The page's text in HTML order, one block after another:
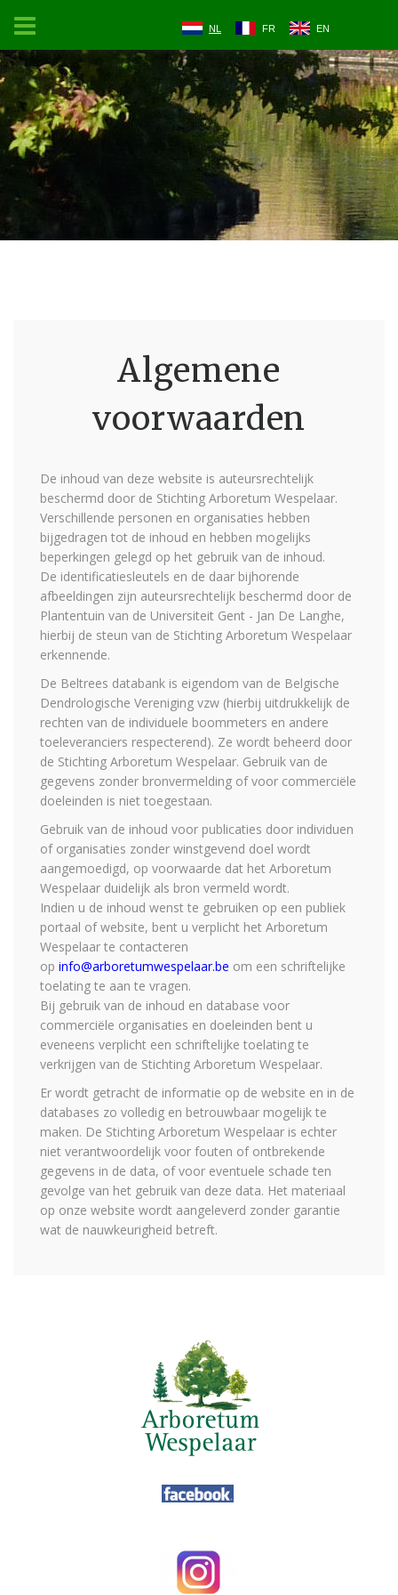
NL FR EN
Algemene
voorwaarden
De inhoud van deze website is auteursrechtelijk
beschermd door de Stichting Arboretum Wespelaar.
Verschillende personen en organisaties hebben
bijgedragen tot de inhoud en hebben mogelijks
beperkingen gelegd op het gebruik van de inhoud.
De identificatiesleutels en de daar bijhorende
afbeeldingen zijn auteursrechtelijk beschermd door de
Plantentuin van de Universiteit Gent - Jan De Langhe,
hierbij de steun van de Stichting Arboretum Wespelaar
erkennende.
De Beltrees databank is eigendom van de Belgische
Dendrologische Vereniging vzw (hierbij uitdrukkelijk de
rechten van de individuele boommeters en andere
toeleveranciers respecterend). Ze wordt beheerd door
de Stichting Arboretum Wespelaar. Gebruik van de
gegevens zonder bronvermelding of voor commerciële
doeleinden is niet toegestaan.
Gebruik van de inhoud voor publicaties door individuen
of organisaties zonder winstgevend doel wordt
aangemoedigd, op voorwaarde dat het Arboretum
Wespelaar duidelijk als bron vermeld wordt.
Indien u de inhoud wenst te gebruiken op een publiek
portaal of website, bent u verplicht het Arboretum
Wespelaar te contacteren
op info@arboretumwespelaar.be om een schriftelijke
toelating te aan te vragen.
Bij gebruik van de inhoud en database voor
commerciële organisaties en doeleinden bent u
eveneens verplicht een schriftelijke toelating te
verkrijgen van de Stichting Arboretum Wespelaar.
Er wordt getracht de informatie op de website en in de
databases zo volledig en betrouwbaar mogelijk te
maken. De Stichting Arboretum Wespelaar is echter
niet verantwoordelijk voor fouten of ontbrekende
gegevens in de data, of voor eventuele schade ten
gevolge van het gebruik van deze data. Het materiaal
op onze website wordt aangeleverd zonder garantie
wat de nauwkeurigheid betreft.